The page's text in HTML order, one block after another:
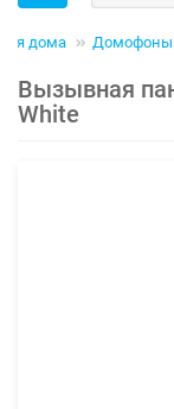
дома Домофоны
Вызывная
White